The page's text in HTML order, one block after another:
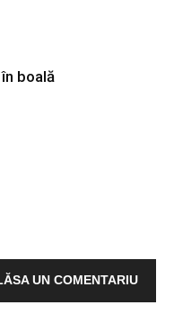
boală
UN COMENTARIU